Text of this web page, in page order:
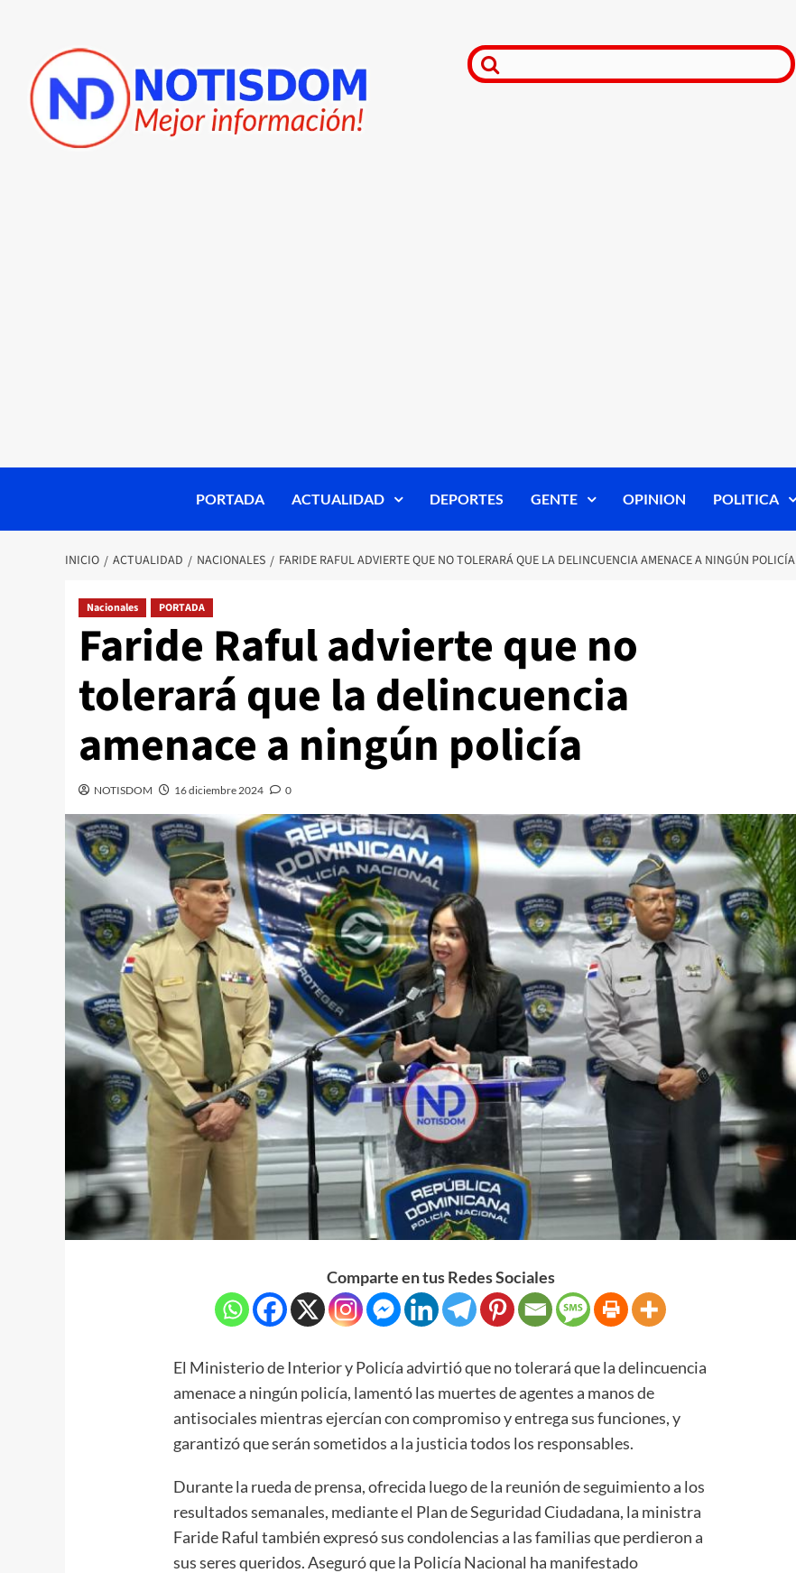
PORTADA ACTUALIDAD DEPORTES GENTE OPINION POLITICA
INICIO ACTUALIDAD NACIONALES FARIDE RAFUL ADVIERTE QUE NO TOLERARÁ QUE LA DELINCUENCIA AMENACE A NINGÚN POLICÍA
Nacionales PORTADA
Faride Raful advierte que no
tolerará que la delincuencia
amenace a ningún policía
NOTISDOM 16 diciembre 2024 0
Comparte en tus Redes Sociales
El Ministerio de Interior y Policía advirtió que no tolerará que la delincuencia
amenace a ningún policía, lamentó las muertes de agentes a manos de
antisociales mientras ejercían con compromiso y entrega sus funciones, y
garantizó que serán sometidos a la justicia todos los responsables.
Durante la rueda de prensa, ofrecida luego de la reunión de seguimiento a los
resultados semanales, mediante el Plan de Seguridad Ciudadana, la ministra
Faride Raful también expresó sus condolencias a las familias que perdieron a
sus seres queridos. Aseguró que la Policía Nacional ha manifestado